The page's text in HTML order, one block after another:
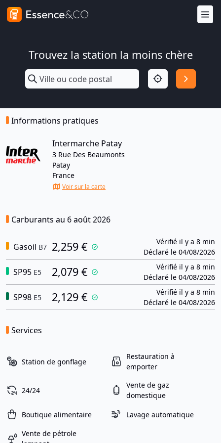
Trouvez la station la moins chère
Informations pratiques
Intermarche Patay
3 Rue Des Beaumonts
Patay
France
Voir sur la carte
Carburants au 6 août 2026
Gasoil B7 2,259 €
Vérifié il y a 8 min
Déclaré le 04/08/2026
SP95 E5 2,079 €
Vérifié il y a 8 min
Déclaré le 04/08/2026
SP98 E5 2,129 €
Vérifié il y a 8 min
Déclaré le 04/08/2026
Services
Station de gonflage
Restauration à
emporter
24/24
Vente de gaz
domestique
Boutique alimentaire Lavage automatique
Vente de pétrole